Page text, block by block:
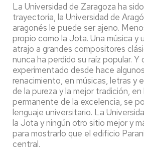
La Universidad de Zaragoza ha
trayectoria, la Universidad de
aragonés le puede ser ajeno.
propio como la Jota. Una música y
atrajo a grandes compositores
nunca ha perdido su raíz popular. Y
experimentado desde hace
renacimiento, en músicas, letras y
de la pureza y la mejor tradición, en
permanente de la excelencia, se
lenguaje universitario. La
la Jota y ningún otro sitio mejor y
para mostrarlo que el edificio
central.